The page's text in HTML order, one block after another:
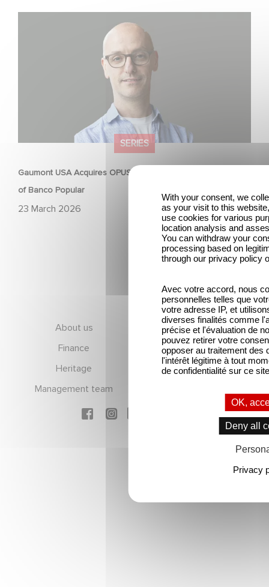
SERIES
Gaumont USA Acquires OPUS, an Investigation into the Fall
of Banco Popular
23 March 2026
Gaumont USA Acquires OPUS, an Investigation into the
About us
Careers
Finance
Gaumont Connect
Heritage
Legal information
Management team
Social icons
With your consent, we
as your visit to this
use cookies for various
location analysis and
You can withdraw your
processing based on
through our privacy policy
Avec votre accord, nous
personnelles telles que
votre adresse IP, et
diverses finalités comme
précise et l'évaluation de
pouvez retirer votre
opposer au traitement des
l'intérêt légitime à tout
de confidentialité sur ce
OK,
Deny all
Privacy